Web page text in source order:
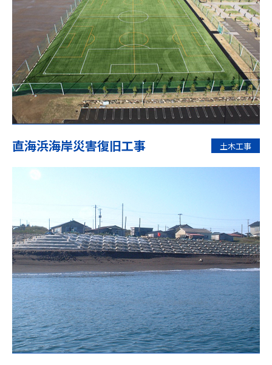
直海浜海岸災害復旧工事 土木工事